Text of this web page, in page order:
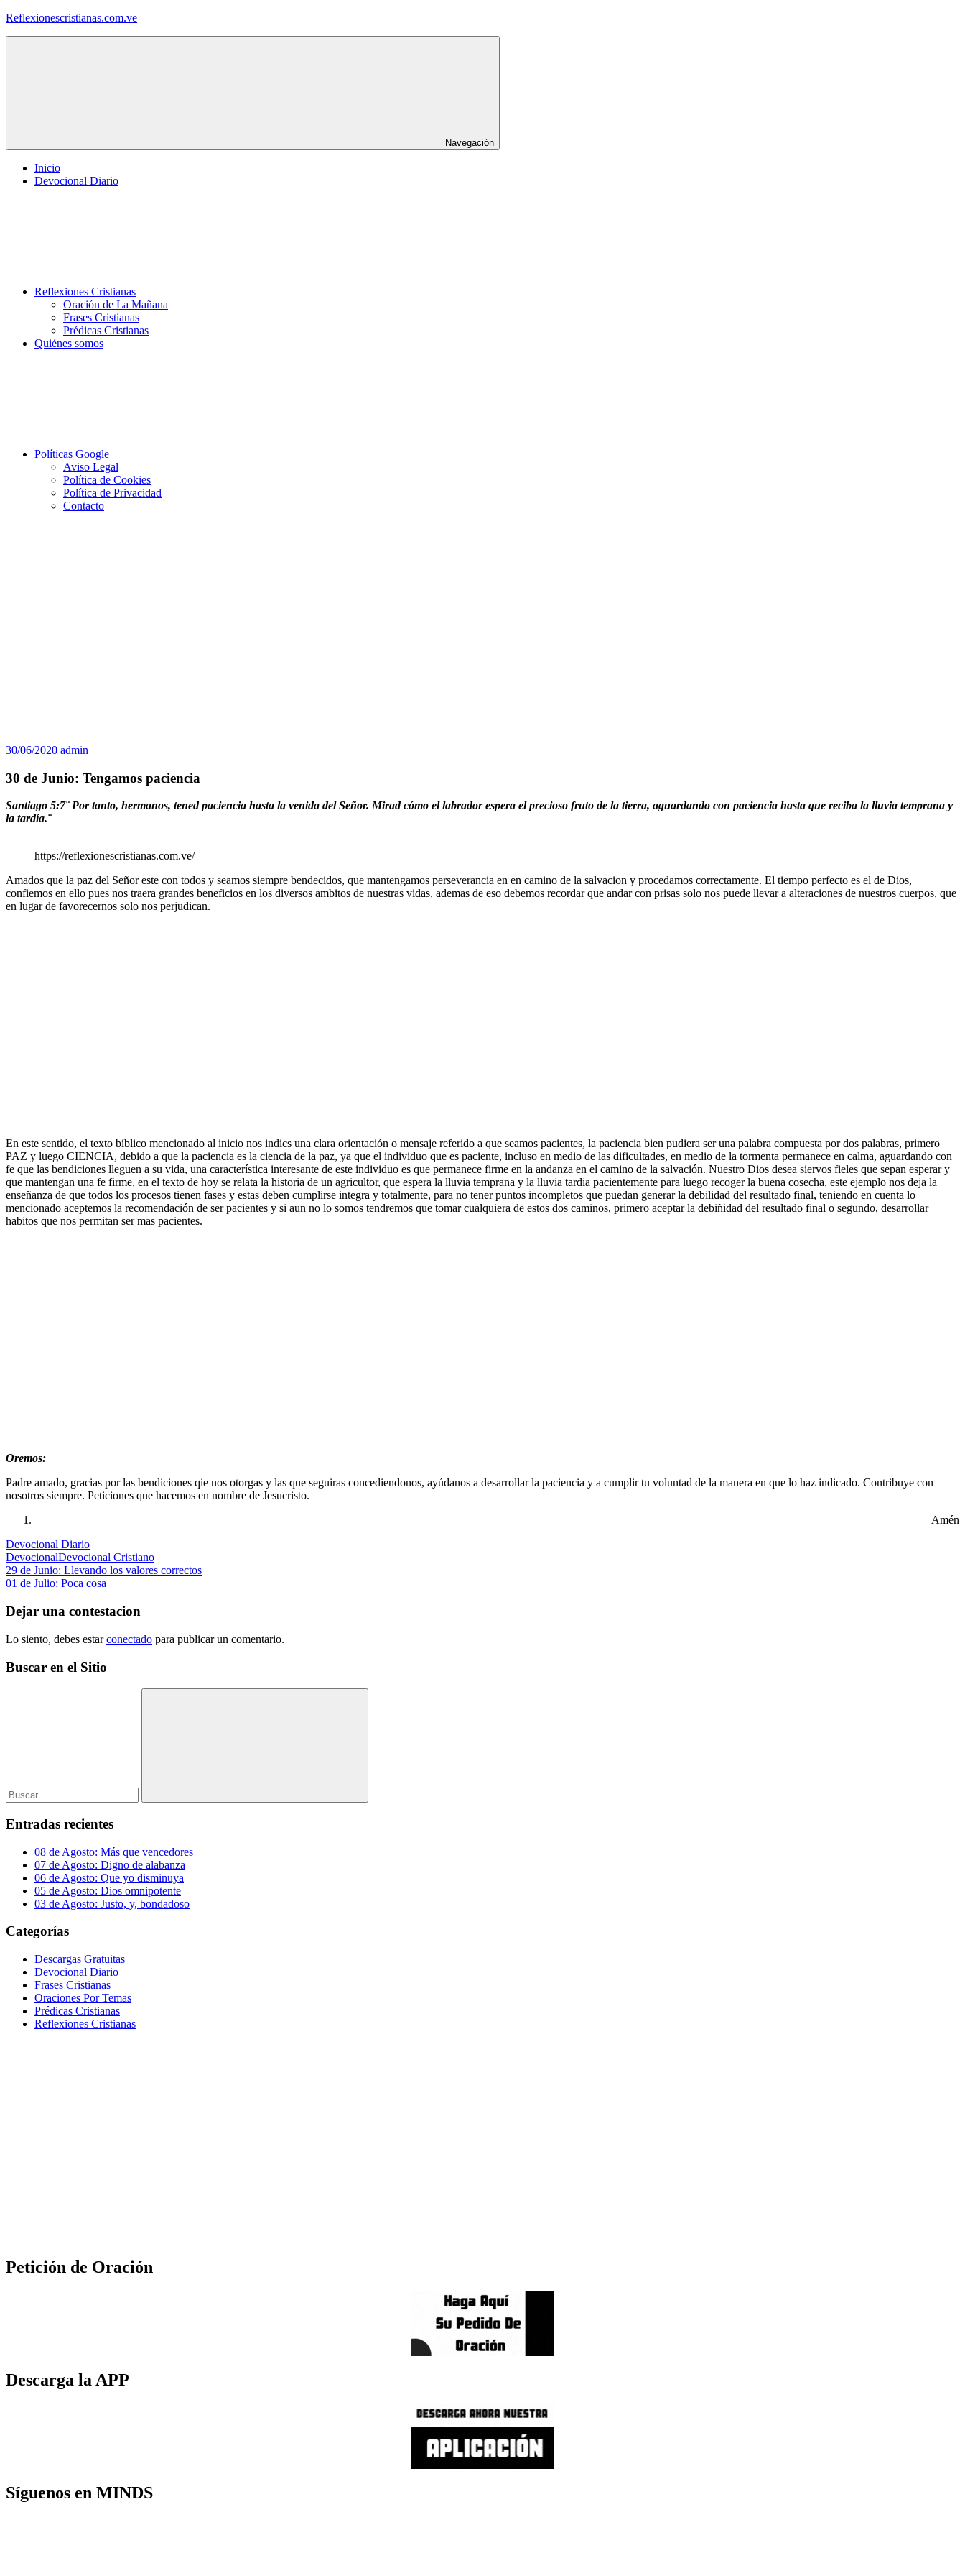
Saltar
Reflexionescristianas.com.ve
Navegación
Inicio
Devocional Diario
Reflexiones Cristianas
Oración de La Mañana
Frases Cristianas
Prédicas Cristianas
Quiénes somos
Políticas Google
Aviso Legal
Política de Cookies
Política de Privacidad
Contacto
30/06/2020 admin
30 de Junio: Tengamos paciencia
Santiago 5:7¨ Por tanto, hermanos, tened paciencia hasta la venida del Señor. Mirad cómo el labrador espera el precioso fruto de la tierra, aguardando con paciencia hasta que reciba la lluvia temprana y
la tardía.¨
https://reflexionescristianas.com.ve/
Amados que la paz del Señor este con todos y seamos siempre bendecidos, que mantengamos perseverancia en en camino de la salvacion y procedamos correctamente. El tiempo perfecto es el de Dios,
confiemos en ello pues nos traera grandes beneficios en los diversos ambitos de nuestras vidas, ademas de eso debemos recordar que andar con prisas solo nos puede llevar a alteraciones de nuestros cuerpos, que
en lugar de favorecernos solo nos perjudican.
En este sentido, el texto bíblico mencionado al inicio nos indics una clara orientación o mensaje referido a que seamos pacientes, la paciencia bien pudiera ser una palabra compuesta por dos palabras, primero
PAZ y luego CIENCIA, debido a que la paciencia es la ciencia de la paz, ya que el individuo que es paciente, incluso en medio de las dificultades, en medio de la tormenta permanece en calma, aguardando con
fe que las bendiciones lleguen a su vida, una característica interesante de este individuo es que permanece firme en la andanza en el camino de la salvación. Nuestro Dios desea siervos fieles que sepan esperar y
que mantengan una fe firme, en el texto de hoy se relata la historia de un agricultor, que espera la lluvia temprana y la lluvia tardia pacientemente para luego recoger la buena cosecha, este ejemplo nos deja la
enseñanza de que todos los procesos tienen fases y estas deben cumplirse integra y totalmente, para no tener puntos incompletos que puedan generar la debilidad del resultado final, teniendo en cuenta lo
mencionado aceptemos la recomendación de ser pacientes y si aun no lo somos tendremos que tomar cualquiera de estos dos caminos, primero aceptar la debiñidad del resultado final o segundo, desarrollar
habitos que nos permitan ser mas pacientes.
Oremos:
Padre amado, gracias por las bendiciones qie nos otorgas y las que seguiras concediendonos, ayúdanos a desarrollar la paciencia y a cumplir tu voluntad de la manera en que lo haz indicado. Contribuye con
nosotros siempre. Peticiones que hacemos en nombre de Jesucristo.
Amén
Devocional Diario
DevocionalDevocional Cristiano
Navegación
de
entradas
Entrada
anterior:
29 de Junio: Llevando los valores correctos
Siguiente
01 de Julio: Poca cosa
Dejar una contestacion
Lo siento, debes estarconectado para publicar un comentario.
Buscar en el Sitio
Buscar
Entradas recientes
08 de Agosto: Más que vencedores
07 de Agosto: Digno de alabanza
06 de Agosto: Que yo disminuya
05 de Agosto: Dios omnipotente
03 de Agosto: Justo, y, bondadoso
Categorías
Descargas Gratuitas
Devocional Diario
Frases Cristianas
Oraciones Por Temas
Prédicas Cristianas
Reflexiones Cristianas
Petición de Oración
Descarga la APP
Síguenos en MINDS